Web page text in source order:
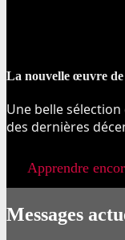
La nouvelle œuvre
Une belle
des dernières
Apprendre
Messages